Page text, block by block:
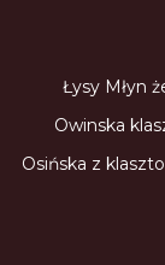
Łysy Młyn
Owinska
Osińska z